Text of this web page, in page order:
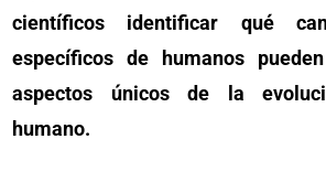
científicos identificar qué
específicos de humanos
aspectos únicos de la
humano.